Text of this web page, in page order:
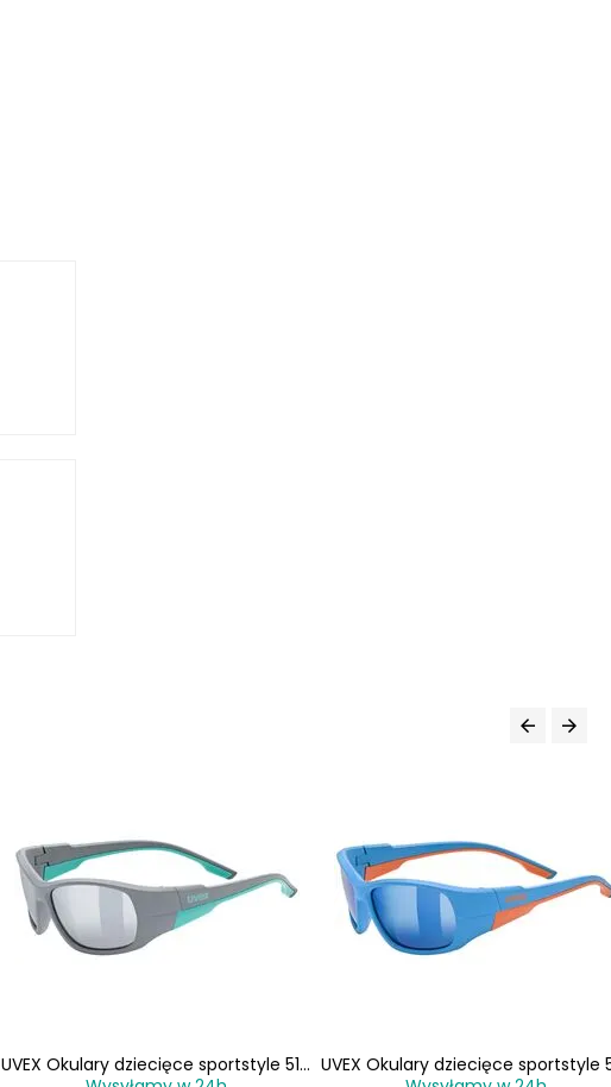
UVEX Okulary dziecięce sportstyle 514 UVEX Okulary dziecięce sportstyle